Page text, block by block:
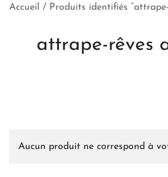
Accueil / Produits identifiés
attrape-rêves
Aucun produit ne correspond à